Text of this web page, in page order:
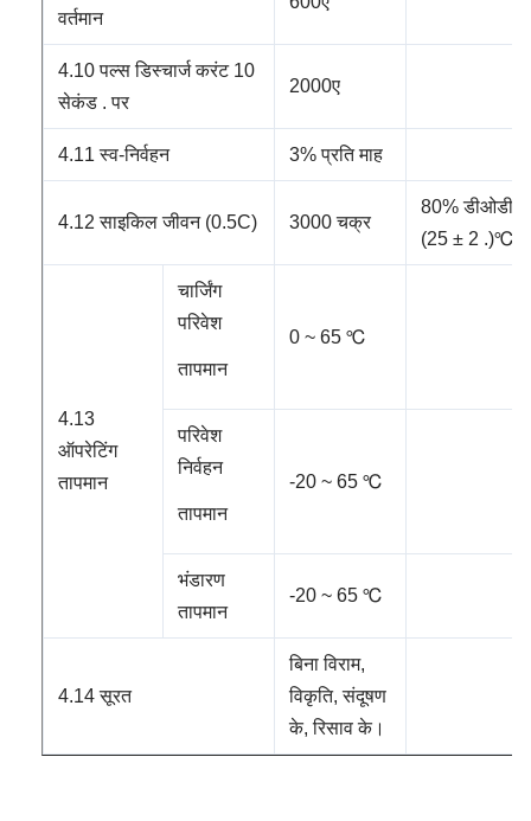
वर्तमान
4.10 पल्स डिस्चार्ज करंट 10
सेकंड . पर
2000ए
4.11 स्व-निर्वहन 3% प्रति माह
4.12 साइकिल जीवन (0.5C) 3000 चक्र
80% डीओडी
(25 ± 2 .)℃)
4.13
ऑपरेटिंग
तापमान
चार्जिंग
परिवेश
तापमान
0 ~ 65 ℃
परिवेश
निर्वहन
तापमान
-20 ~ 65 ℃
भंडारण
तापमान
-20 ~ 65 ℃
4.14 सूरत
बिना विराम,
विकृति, संदूषण
के, रिसाव के।